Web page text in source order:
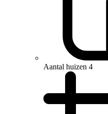
Aantal huizen 4